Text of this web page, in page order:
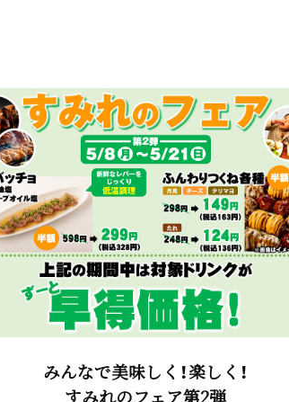
みんなで美味しく！楽しく！
すみれのフェア第2弾